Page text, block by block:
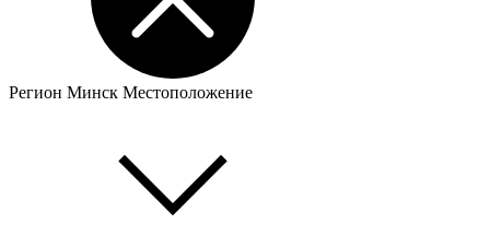
Регион Минск Местоположение